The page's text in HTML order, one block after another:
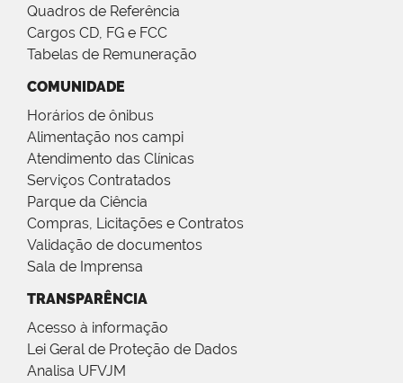
Quadros de Referência
Cargos CD, FG e FCC
Tabelas de Remuneração
COMUNIDADE
Horários de ônibus
Alimentação nos campi
Atendimento das Clínicas
Serviços Contratados
Parque da Ciência
Compras, Licitações e Contratos
Validação de documentos
Sala de Imprensa
TRANSPARÊNCIA
Acesso à informação
Lei Geral de Proteção de Dados
Analisa UFVJM